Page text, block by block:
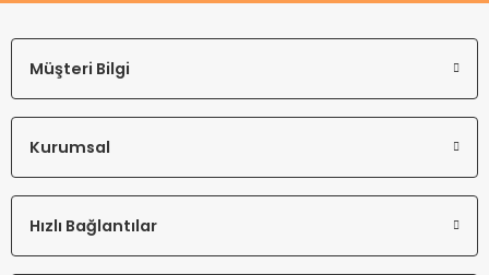
Müşteri Bilgi
Kurumsal
Hızlı Bağlantılar